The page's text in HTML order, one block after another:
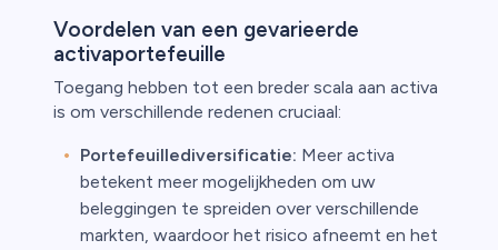
Voordelen van een gevarieerde
activaportefeuille
Toegang hebben tot een breder scala aan activa
is om verschillende redenen cruciaal:
Portefeuillediversificatie: Meer activa
betekent meer mogelijkheden om uw
beleggingen te spreiden over verschillende
markten, waardoor het risico afneemt en het